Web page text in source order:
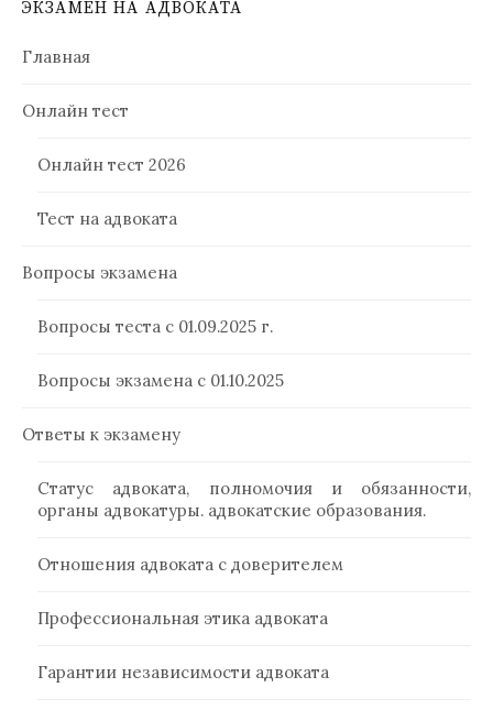
ЭКЗАМЕН НА АДВОКАТА
Главная
Онлайн тест
Онлайн тест 2026
Тест на адвоката
Вопросы экзамена
Вопросы теста с 01.09.2025 г.
Вопросы экзамена с 01.10.2025
Ответы к экзамену
Статус адвоката, полномочия и обязанности,
органы адвокатуры. адвокатские образования.
Отношения адвоката с доверителем
Профессиональная этика адвоката
Гарантии независимости адвоката